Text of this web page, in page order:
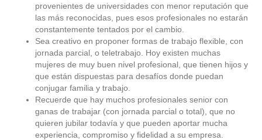
provenientes de universidades con menor reputación que
las más reconocidas, pues esos profesionales no estarán
constantemente tentados por el cambio.
Sea creativo en proponer formas de trabajo flexible, con
jornada parcial, o teletrabajo. Hoy existen muchas
mujeres de muy buen nivel profesional, que tienen hijos y
que están dispuestas para desafíos donde puedan
conjugar familia y trabajo.
Recuerde que hay muchos profesionales senior con
ganas de trabajar (con jornada parcial o total), que no
quieren jubilar todavía y que pueden aportar mucha
experiencia, compromiso y fidelidad a su empresa.